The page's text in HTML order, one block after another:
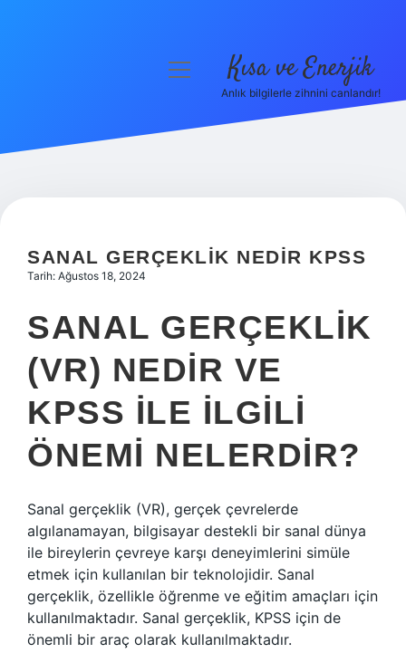
Hakkımızda
menüyü
Kısa ve Enerjik
Anlık bilgilerle zihnini canlandır!
SANAL GERÇEKLIK NEDIR KPSS
Tarih: Ağustos 18, 2024
SANAL GERÇEKLIK
(VR) NEDIR VE
KPSS İLE İLGILI
ÖNEMI NELERDIR?
Sanal gerçeklik (VR), gerçek çevrelerde
algılanamayan, bilgisayar destekli bir sanal dünya
ile bireylerin çevreye karşı deneyimlerini simüle
etmek için kullanılan bir teknolojidir. Sanal
gerçeklik, özellikle öğrenme ve eğitim amaçları için
kullanılmaktadır. Sanal gerçeklik, KPSS için de
önemli bir araç olarak kullanılmaktadır.